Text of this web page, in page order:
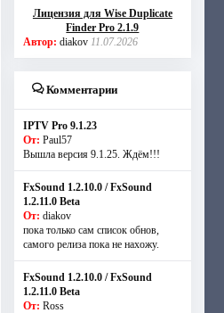
Лицензия для Wise Duplicate
Finder Pro 2.1.9
Автор: diakov 11.07.2026
Комментарии
IPTV Pro 9.1.23
От: Paul57
Вышла версия 9.1.25. Ждём!!!
FxSound 1.2.10.0 / FxSound
1.2.11.0 Beta
От: diakov
пока только сам список обнов,
самого релиза пока не нахожу.
FxSound 1.2.10.0 / FxSound
1.2.11.0 Beta
От: Ross